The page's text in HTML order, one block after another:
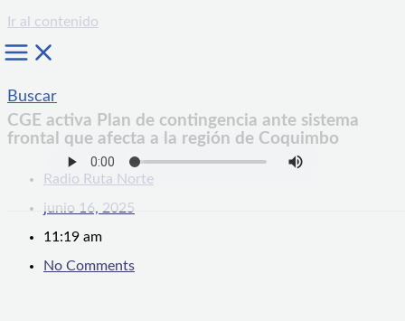
Ir al contenido
Buscar
CGE activa Plan de contingencia ante sistema
frontal que afecta a la región de Coquimbo
Radio Ruta Norte
junio 16, 2025
11:19 am
No Comments